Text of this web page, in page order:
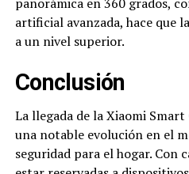
panorámica en 360 grados,
artificial avanzada, hace que
a un nivel superior.
Conclusión
La llegada de la Xiaomi
una notable evolución en el
seguridad para el hogar. Con